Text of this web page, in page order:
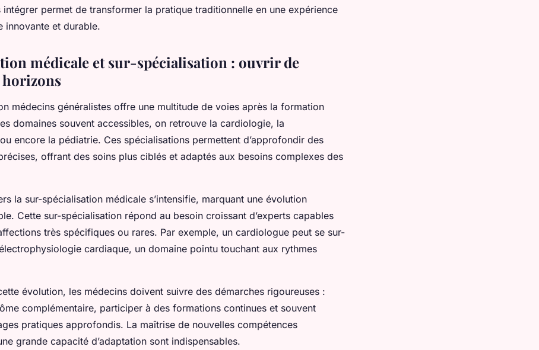
intégrer permet de transformer la pratique traditionnelle en une expérience
innovante et durable.
médicale et sur-spécialisation : ouvrir de
médecins généralistes offre une multitude de voies après la formation
domaines souvent accessibles, on retrouve la cardiologie, la
encore la pédiatrie. Ces spécialisations permettent d’approfondir des
offrant des soins plus ciblés et adaptés aux besoins complexes des
la sur-spécialisation médicale s’intensifie, marquant une évolution
Cette sur-spécialisation répond au besoin croissant d’experts capables
très spécifiques ou rares. Par exemple, un cardiologue peut se sur-
cardiaque, un domaine pointu touchant aux rythmes
évolution, les médecins doivent suivre des démarches rigoureuses :
complémentaire, participer à des formations continues et souvent
pratiques approfondis. La maîtrise de nouvelles compétences
grande capacité d’adaptation sont indispensables.